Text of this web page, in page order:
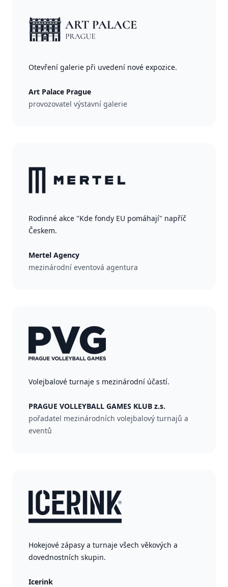
Otevření galerie při uvedení nové expozice.
Art Palace Prague
provozovatel výstavní galerie
Rodinné akce "Kde fondy EU pomáhají" napříč
Českem.
Mertel Agency
mezinárodní eventová agentura
Volejbalové turnaje s mezinárodní účastí.
PRAGUE VOLLEYBALL GAMES KLUB z.s.
pořadatel mezinárodních volejbalový turnajů a
eventů
Hokejové zápasy a turnaje všech věkových a
dovednostních skupin.
Icerink